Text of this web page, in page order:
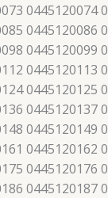
0445120074
0445120086
0445120099
0445120113
0445120125
0445120137
0445120149
0445120162
0445120176
0445120187